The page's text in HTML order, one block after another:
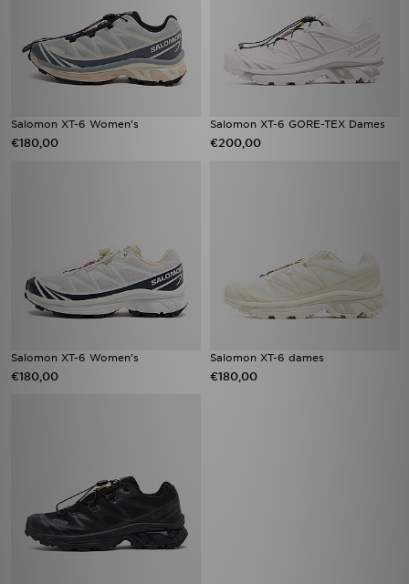
Salomon XT-6 Women's
€180,00
Salomon XT-6 GORE-TEX Dames
€200,00
Salomon XT-6 Women's
€180,00
Salomon XT-6 dames​
€180,00